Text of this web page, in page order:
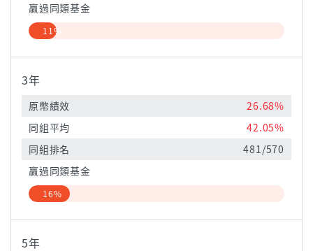
贏過同類基金
11%
3年
原幣績效
26.68%
同組平均
42.05%
同組排名
481/570
贏過同類基金
16%
5年